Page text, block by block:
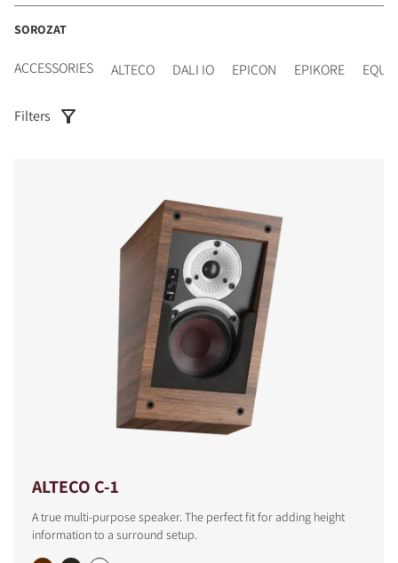
SOROZAT
ACCESSORIES ALTECO DALI IO EPICON EPIKORE EQUI
Filters
ALTECO C-1
A true multi-purpose speaker. The perfect fit for adding height
information to a surround setup.